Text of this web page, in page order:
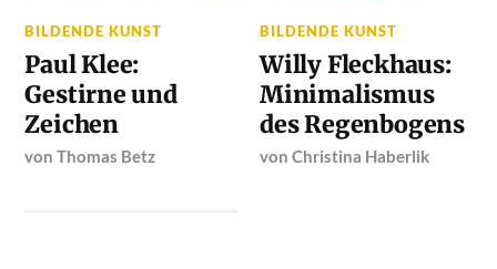
BILDENDE KUNST
Paul Klee:
Gestirne und
Zeichen
vonThomas Betz
BILDENDE KUNST
Willy Fleckhaus:
Minimalismus
des Regenbogens
vonChristina Haberlik